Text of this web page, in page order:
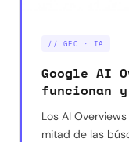
// GEO · IA
Google AI
funcionan
Los AI
mitad de las